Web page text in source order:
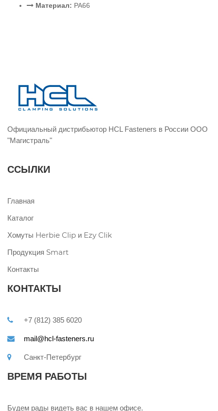
Материал: PA66
Официальный дистрибьютор HCL Fasteners в России ООО
"Магистраль"
ССЫЛКИ
Главная
Каталог
Хомуты Herbie Clip и Ezy Clik
Продукция Smart
Контакты
КОНТАКТЫ
+7 (812) 385 6020
mail@hcl-fasteners.ru
Санкт-Петербург
ВРЕМЯ РАБОТЫ
Будем рады видеть вас в нашем офисе.